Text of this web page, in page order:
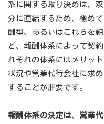
系に関する取り決めは、
分に直結するため、極め
酬型、あるいはこれらを
ど、報酬体系によって契
れぞれの体系にはメリッ
状況や営業代行会社に求
することが肝要です。
報酬体系の決定は、営業